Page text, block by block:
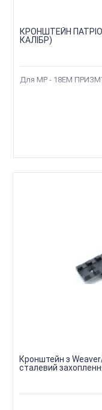
КРОНШТЕЙН
КАЛІБР)
Для МР - 18ЕМ
Кронштейн з
сталевий